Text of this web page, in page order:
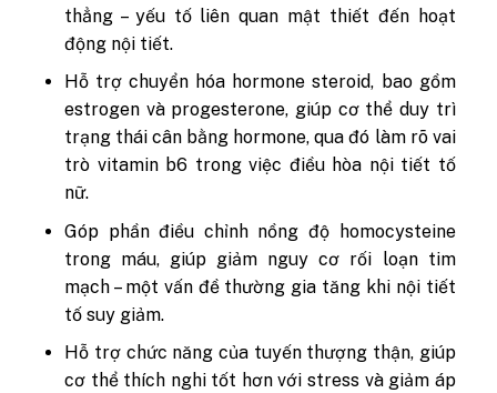
thẳng – yếu tố liên quan mật thiết đến hoạt
động nội tiết.
Hỗ trợ chuyển hóa hormone steroid, bao gồm
estrogen và progesterone, giúp cơ thể duy trì
trạng thái cân bằng hormone, qua đó làm rõ vai
trò vitamin b6 trong việc điều hòa nội tiết tố
nữ.
Góp phần điều chỉnh nồng độ homocysteine
trong máu, giúp giảm nguy cơ rối loạn tim
mạch – một vấn đề thường gia tăng khi nội tiết
tố suy giảm.
Hỗ trợ chức năng của tuyến thượng thận, giúp
cơ thể thích nghi tốt hơn với stress và giảm áp